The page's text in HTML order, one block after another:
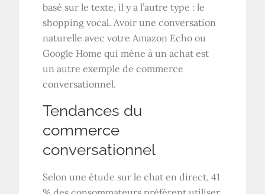
basé sur le texte, il y a l’autre type : le
shopping vocal. Avoir une conversation
naturelle avec votre Amazon Echo ou
Google Home qui mène à un achat est
un autre exemple de commerce
conversationnel.
Tendances du
commerce
conversationnel
Selon une étude sur le chat en direct, 41